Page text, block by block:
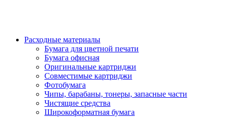
Расходные материалы
Бумага для цветной печати
Бумага офисная
Оригинальные картриджи
Совместимые картриджи
Фотобумага
Чипы, барабаны, тонеры, запасные части
Чистящие средства
Широкоформатная бумага